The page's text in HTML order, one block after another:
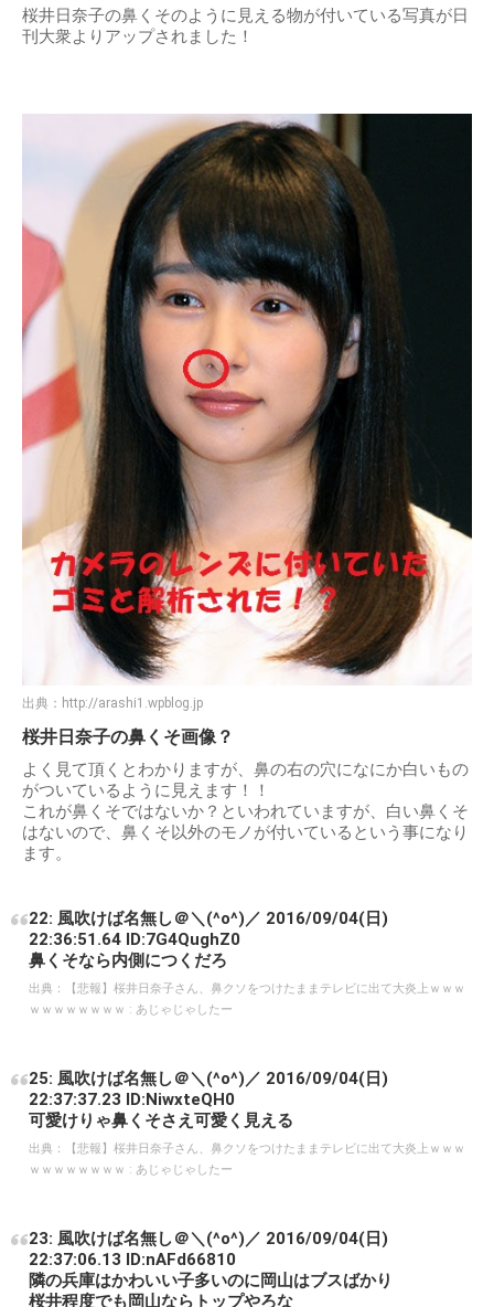
桜井日奈子の鼻くそのように見える物が付いている写真が日
刊大衆よりアップされました！
出典： http://arashi1.wpblog.jp
桜井日奈子の鼻くそ画像？
よく見て頂くとわかりますが、鼻の右の穴になにか白いもの
がついているように見えます！！
これが鼻くそではないか？といわれていますが、白い鼻くそ
はないので、鼻くそ以外のモノが付いているという事になり
ます。
22: 風吹けば名無し＠＼(^o^)／ 2016/09/04(日)
22:36:51.64 ID:7G4QughZ0
鼻くそなら内側につくだろ
出典：
【悲報】桜井日奈子さん、鼻クソをつけたままテレビに出て大炎上ｗｗｗ
ｗｗｗｗｗｗｗｗ : あじゃじゃしたー
25: 風吹けば名無し＠＼(^o^)／ 2016/09/04(日)
22:37:37.23 ID:NiwxteQH0
可愛けりゃ鼻くそさえ可愛く見える
出典：
【悲報】桜井日奈子さん、鼻クソをつけたままテレビに出て大炎上ｗｗｗ
ｗｗｗｗｗｗｗｗ : あじゃじゃしたー
23: 風吹けば名無し＠＼(^o^)／ 2016/09/04(日)
22:37:06.13 ID:nAFd66810
隣の兵庫はかわいい子多いのに岡山はブスばかり
桜井程度でも岡山ならトップやろな